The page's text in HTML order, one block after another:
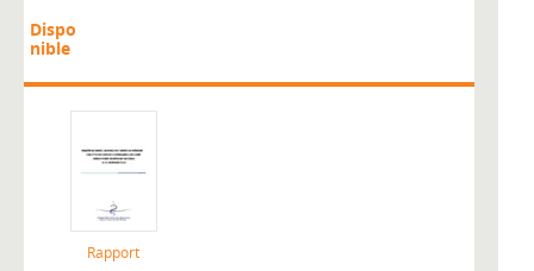
Dispo
nible
Rapport